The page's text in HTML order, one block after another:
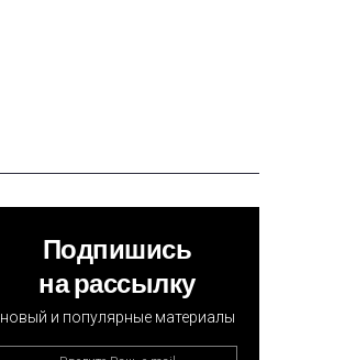
Подпишись
на рассылку
новый и популярные материалы